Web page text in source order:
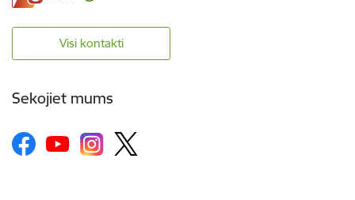
Visi kontakti
Sekojiet mums